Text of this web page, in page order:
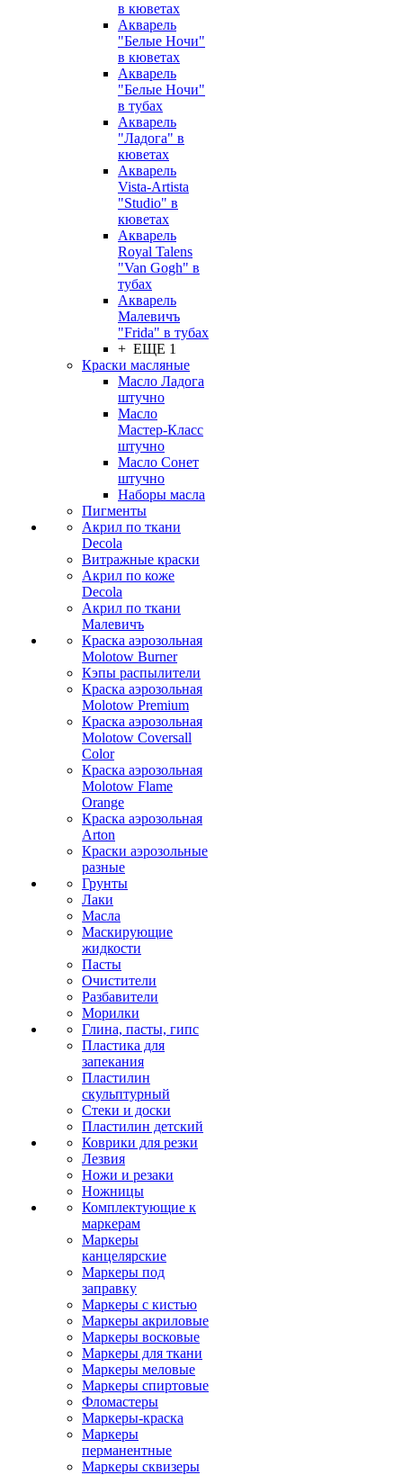
в кюветах
Акварель
"Белые Ночи"
в кюветах
Акварель
"Белые Ночи"
в тубах
Акварель
"Ладога" в
кюветах
Акварель
Vista-Artista
"Studio" в
кюветах
Акварель
Royal Talens
"Van Gogh" в
тубах
Акварель
Малевичъ
"Frida" в тубах
+ ЕЩЕ 1
Краски масляные
Масло Ладога
штучно
Масло
Мастер-Класс
штучно
Масло Сонет
штучно
Наборы масла
Пигменты
Акрил по ткани
Decola
Витражные краски
Акрил по коже
Decola
Акрил по ткани
Малевичъ
Краска аэрозольная
Molotow Burner
Кэпы распылители
Краска аэрозольная
Molotow Premium
Краска аэрозольная
Molotow Coversall
Color
Краска аэрозольная
Molotow Flame
Orange
Краска аэрозольная
Arton
Краски аэрозольные
разные
Грунты
Лаки
Масла
Маскирующие
жидкости
Пасты
Очистители
Разбавители
Морилки
Глина, пасты, гипс
Пластика для
запекания
Пластилин
скульптурный
Стеки и доски
Пластилин детский
Коврики для резки
Лезвия
Ножи и резаки
Ножницы
Комплектующие к
маркерам
Маркеры
канцелярские
Маркеры под
заправку
Маркеры с кистью
Маркеры акриловые
Маркеры восковые
Маркеры для ткани
Маркеры меловые
Маркеры спиртовые
Фломастеры
Маркеры-краска
Маркеры
перманентные
Маркеры сквизеры